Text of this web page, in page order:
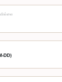
DD)